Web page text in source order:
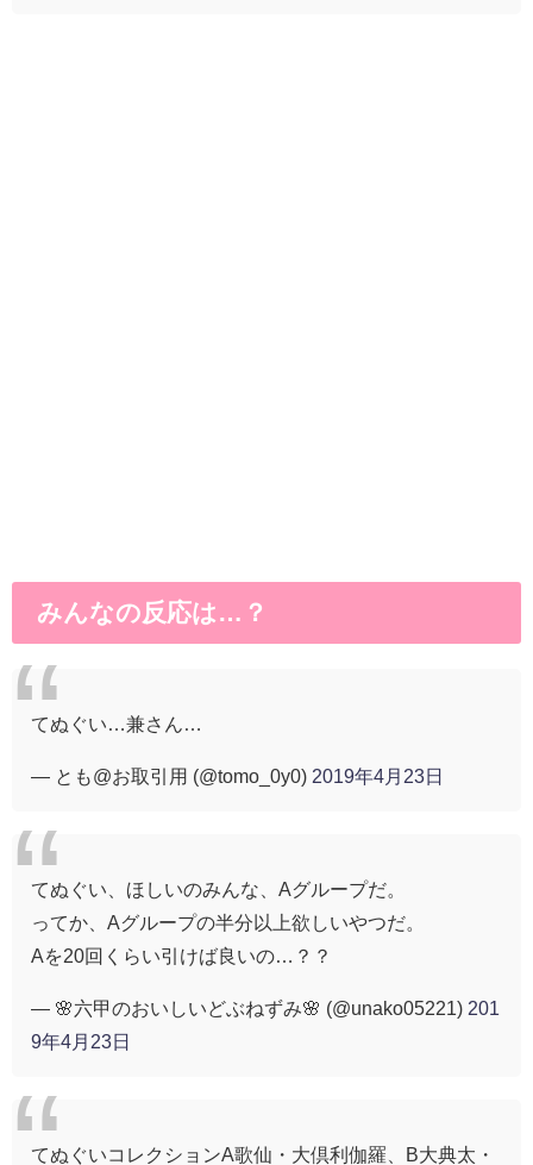
みんなの反応は…？
てぬぐい…兼さん…
— とも@お取引用 (@tomo_0y0) 2019年4月23日
てぬぐい、ほしいのみんな、Aグループだ。
ってか、Aグループの半分以上欲しいやつだ。
Aを20回くらい引けば良いの…？？
— 🌸六甲のおいしいどぶねずみ🌸 (@unako05221) 201
9年4月23日
てぬぐいコレクションA歌仙・大倶利伽羅、B大典太・